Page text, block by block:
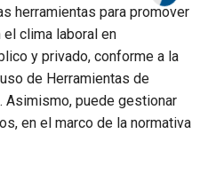
herramientas para promover
clima laboral en
y privado, conforme a la
de Herramientas de
Asimismo, puede gestionar
en el marco de la normativa